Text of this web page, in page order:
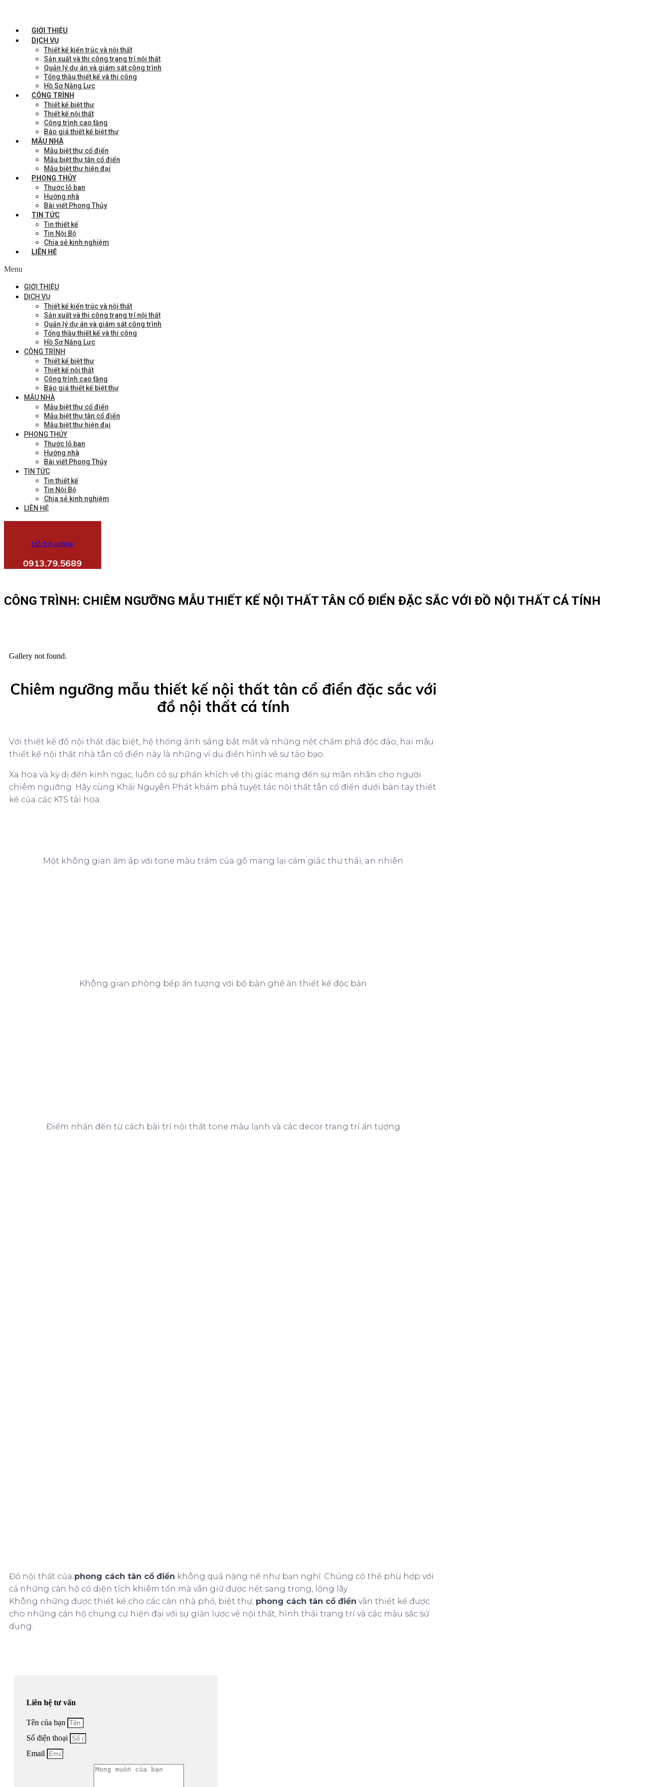
GIỚI THIỆU
DỊCH VỤ
Thiết kế kiến trúc và nội thất
Sản xuất và thi công trang trí nội thất
Quản lý dự án và giám sát công trình
Tổng thầu thiết kế và thi công
Hồ Sơ Năng Lực
CÔNG TRÌNH
Thiết kế biệt thự
Thiết kế nội thất
Công trình cao tầng
Báo giá thiết kế biệt thự
MẪU NHÀ
Mẫu biệt thự cổ điển
Mẫu biệt thự tân cổ điển
Mẫu biệt thự hiện đại
PHONG THỦY
Thước lỗ ban
Hướng nhà
Bài viết Phong Thủy
TIN TỨC
Tin thiết kế
Tin Nội Bộ
Chia sẻ kinh nghiệm
LIÊN HỆ
Menu
GIỚI THIỆU
DỊCH VỤ
Thiết kế kiến trúc và nội thất
Sản xuất và thi công trang trí nội thất
Quản lý dự án và giám sát công trình
Tổng thầu thiết kế và thi công
Hồ Sơ Năng Lực
CÔNG TRÌNH
Thiết kế biệt thự
Thiết kế nội thất
Công trình cao tầng
Báo giá thiết kế biệt thự
MẪU NHÀ
Mẫu biệt thự cổ điển
Mẫu biệt thự tân cổ điển
Mẫu biệt thự hiện đại
PHONG THỦY
Thước lỗ ban
Hướng nhà
Bài viết Phong Thủy
TIN TỨC
Tin thiết kế
Tin Nội Bộ
Chia sẻ kinh nghiệm
LIÊN HỆ
Hỗ trợ online
0913.79.5689
CÔNG TRÌNH: CHIÊM NGƯỠNG MẪU THIẾT KẾ NỘI THẤT TÂN CỔ ĐIỂN ĐẶC SẮC VỚI ĐỒ NỘI THẤT CÁ TÍNH
Gallery not found.
Chiêm ngưỡng mẫu thiết kế nội thất tân cổ điển đặc sắc với
đồ nội thất cá tính
Với thiết kế đồ nội thất đặc biệt, hệ thống ánh sáng bắt mắt và những nét chấm phá độc đáo, hai mẫu
thiết kế nội thất nhà tân cổ điển này là những ví dụ điển hình về sự táo bạo.
Xa hoa và kỳ dị đến kinh ngạc, luôn có sự phấn khích về thị giác mang đến sự mãn nhãn cho người
chiêm ngưỡng. Hãy cùng Khải Nguyên Phát khám phá tuyệt tác nội thất tân cổ điển dưới bàn tay thiết
kế của các KTS tài hoa.
Một không gian ấm áp với tone màu trầm của gỗ mang lại cảm giác thư thái, an nhiên
Không gian phòng bếp ấn tượng với bộ bàn ghế ăn thiết kế độc bản
Điểm nhấn đến từ cách bài trí nội thất tone màu lạnh và các decor trang trí ấn tượng
Đồ nội thất của phong cách tân cổ điển không quá nặng nề như bạn nghĩ. Chúng có thể phù hợp với
cả những căn hộ có diện tích khiêm tốn mà vẫn giữ được nét sang trọng, lộng lẫy.
Không những được thiết kế cho các căn nhà phố, biệt thự, phong cách tân cổ điển vẫn thiết kế được
cho những căn hộ chung cư hiện đại với sự giản lược về nội thất, hình thái trang trí và các màu sắc sử
dụng.
Liên hệ tư vấn
Tên của bạn
Số điện thoại
Email